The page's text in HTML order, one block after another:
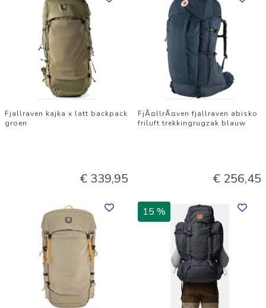
Fjallraven kajka x latt backpack
groen
€ 339,95
FjÃ¤llrÃ¤ven fjallraven abisko
friluft trekkingrugzak blauw
€ 256,45
15 %